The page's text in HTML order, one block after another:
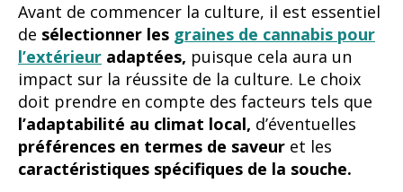
Avant de commencer la culture, il est essentiel
de sélectionner les graines de cannabis pour
l’extérieur adaptées, puisque cela aura un
impact sur la réussite de la culture. Le choix
doit prendre en compte des facteurs tels que
l’adaptabilité au climat local, d’éventuelles
préférences en termes de saveur et les
caractéristiques spécifiques de la souche.